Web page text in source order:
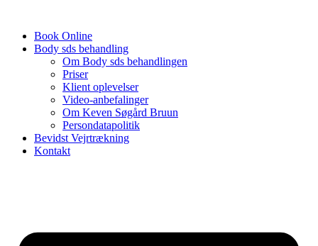
indholdBook Online
Body sds behandling
Om Body sds behandlingen
Priser
Klient oplevelser
Video-anbefalinger
Om Keven Søgård Bruun
Persondatapolitik
Bevidst Vejrtrækning
Kontakt